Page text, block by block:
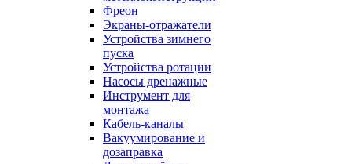
Фреон
Экраны-отражатели
Устройства зимнего
пуска
Устройства ротации
Насосы дренажные
Инструмент для
монтажа
Кабель-каналы
Вакуумирование и
дозаправка